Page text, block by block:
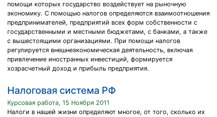
помощи которых государство воздействует на рыночную
экономику. С помощью налогов определяются взаимоотношения
предпринимателей, предприятий всех форм собственности с
государственными и местными бюджетами, с банками, а также
с вышестоящими организациями. При помощи налогов
регулируется внешнеэкономическая деятельность, включая
привлечение иностранных инвестиций, формируется
хозрасчетный доход и прибыль предприятия.
Налоговая система РФ
Курсовая работа, 15 Ноября 2011
Налоги в нашей жизни определяют многое, от того, сколько их